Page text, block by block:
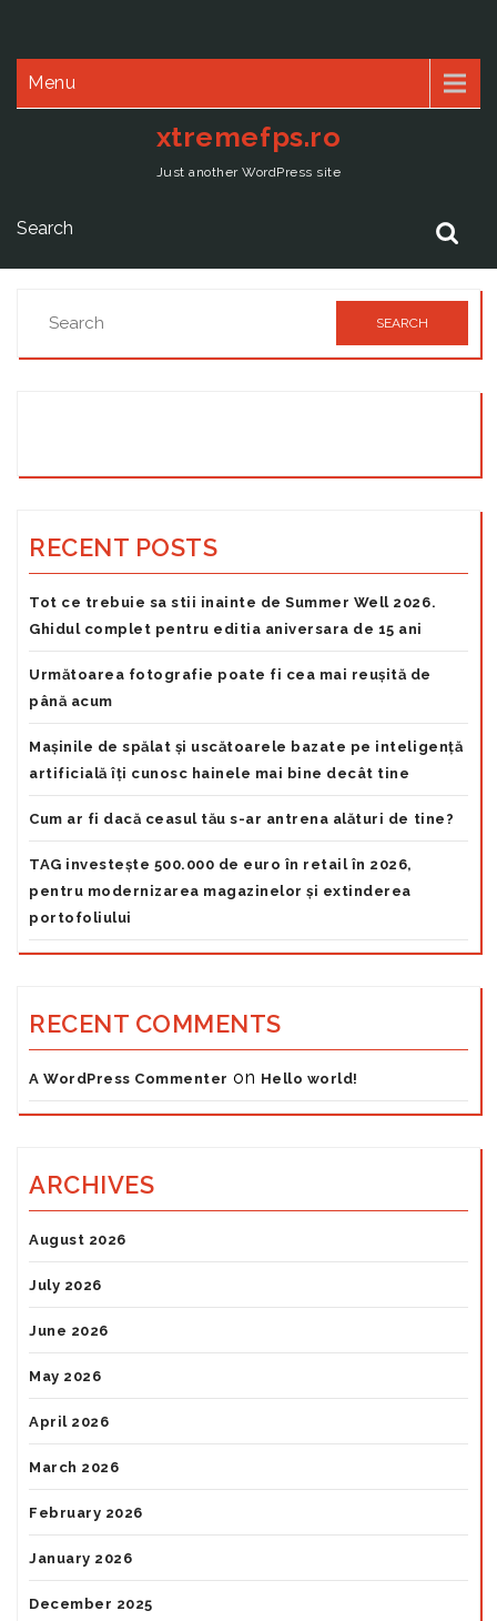
Menu
xtremefps.ro
Just another WordPress site
RECENT POSTS
Tot ce trebuie sa stii inainte de Summer Well 2026.
Ghidul complet pentru editia aniversara de 15 ani
Următoarea fotografie poate fi cea mai reușită de
până acum
Mașinile de spălat și uscătoarele bazate pe inteligență
artificială îți cunosc hainele mai bine decât tine
Cum ar fi dacă ceasul tău s-ar antrena alături de tine?
TAG investește 500.000 de euro în retail în 2026,
pentru modernizarea magazinelor și extinderea
portofoliului
RECENT COMMENTS
A WordPress Commenter on Hello world!
ARCHIVES
August 2026
July 2026
June 2026
May 2026
April 2026
March 2026
February 2026
January 2026
December 2025